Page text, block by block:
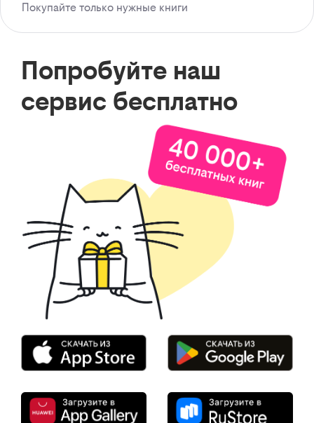
Покупайте только нужные книги
Попробуйте наш
сервис бесплатно